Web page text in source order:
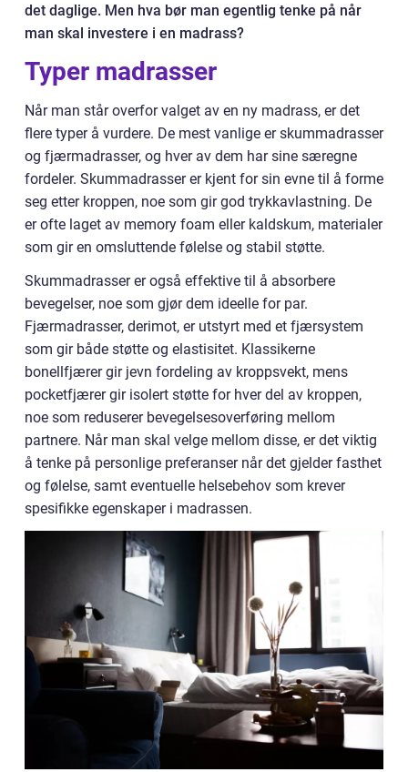
det daglige. Men hva bør man egentlig tenke på når
man skal investere i en madrass?
Typer madrasser
Når man står overfor valget av en ny madrass, er det
flere typer å vurdere. De mest vanlige er skummadrasser
og fjærmadrasser, og hver av dem har sine særegne
fordeler. Skummadrasser er kjent for sin evne til å forme
seg etter kroppen, noe som gir god trykkavlastning. De
er ofte laget av memory foam eller kaldskum, materialer
som gir en omsluttende følelse og stabil støtte.
Skummadrasser er også effektive til å absorbere
bevegelser, noe som gjør dem ideelle for par.
Fjærmadrasser, derimot, er utstyrt med et fjærsystem
som gir både støtte og elastisitet. Klassikerne
bonellfjærer gir jevn fordeling av kroppsvekt, mens
pocketfjærer gir isolert støtte for hver del av kroppen,
noe som reduserer bevegelsesoverføring mellom
partnere. Når man skal velge mellom disse, er det viktig
å tenke på personlige preferanser når det gjelder fasthet
og følelse, samt eventuelle helsebehov som krever
spesifikke egenskaper i madrassen.